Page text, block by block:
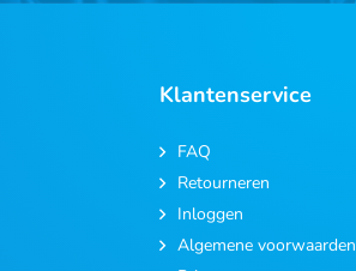
Klantenservice
FAQ
Retourneren
Inloggen
Algemene voorwaarden